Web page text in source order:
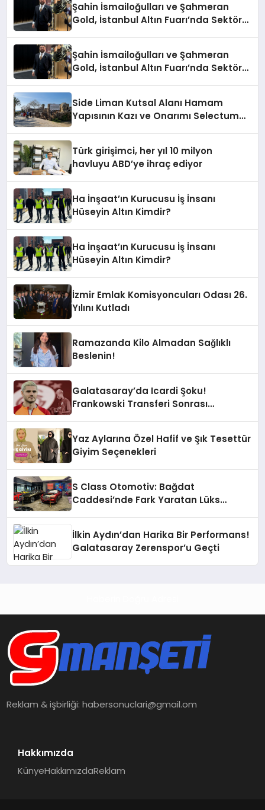
Şahin İsmailoğulları ve Şahmeran
Gold, İstanbul Altın Fuarı’nda Sektöre
Şahin İsmailoğulları ve Şahmeran
Gold, İstanbul Altın Fuarı’nda Sektöre
Side Liman Kutsal Alanı Hamam
Yapısının Kazı ve Onarımı Selectum
Türk girişimci, her yıl 10 milyon
havluyu ABD’ye ihraç ediyor
Ha İnşaat’ın Kurucusu İş İnsanı
Hüseyin Altın Kimdir?
Ha İnşaat’ın Kurucusu İş İnsanı
Hüseyin Altın Kimdir?
İzmir Emlak Komisyoncuları Odası 26.
Yılını Kutladı
Ramazanda Kilo Almadan Sağlıklı
Beslenin!
Galatasaray’da Icardi Şoku!
Frankowski Transferi Sonrası
Yaz Aylarına Özel Hafif ve Şık Tesettür
Giyim Seçenekleri
S Class Otomotiv: Bağdat
Caddesi’nde Fark Yaratan Lüks
İlkin Aydın’dan Harika Bir Performans!
Galatasaray Zerenspor’u Geçti
Reklam & işbirliği:habersonuclari@gmail.om
Hakkımızda
KünyeHakkımızdaReklam